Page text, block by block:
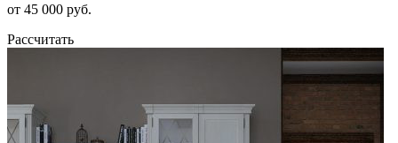
от 45 000 руб.
Рассчитать